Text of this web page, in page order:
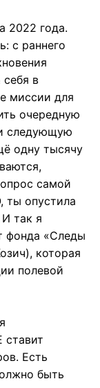
2022 года.
с раннего
себя в
миссии для
очередную
следующую
одну тысячу
самой
ты опустила
И так я
фонда «Следы
которая
полевой
Есть
быть